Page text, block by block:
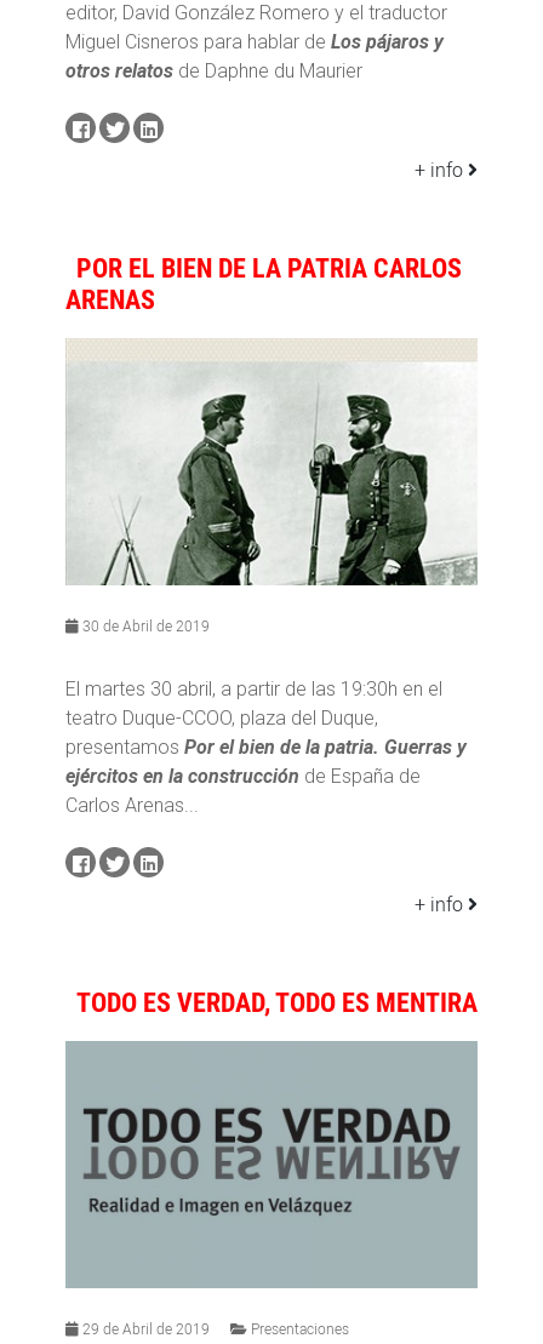
editor, David González Romero y el traductor
Miguel Cisneros para hablar de Los pájaros y
otros relatos de Daphne du Maurier
+ info
POR EL BIEN DE LA PATRIA CARLOS
ARENAS
30 de Abril de 2019
El martes 30 abril, a partir de las 19:30h en el
teatro Duque-CCOO, plaza del Duque,
presentamos Por el bien de la patria. Guerras y
ejércitos en la construcción de España de
Carlos Arenas...
+ info
TODO ES VERDAD, TODO ES MENTIRA
29 de Abril de 2019 Presentaciones